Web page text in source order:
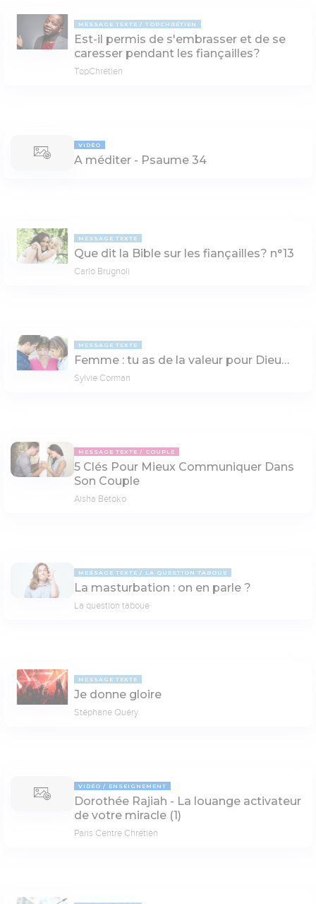
MESSAGE TEXTE TOPCHRÉTIEN
Est-il permis de s'embrasser et de se
caresser pendant les fiançailles?
TopChrétien
VIDÉO
A méditer - Psaume 34
MESSAGE TEXTE
Que dit la Bible sur les fiançailles? n°13
Carlo Brugnoli
MESSAGE TEXTE
Femme : tu as de la valeur pour Dieu…
Sylvie Corman
MESSAGE TEXTE COUPLE
5 Clés Pour Mieux Communiquer Dans
Son Couple
Aisha Betoko
MESSAGE TEXTE LA QUESTION TABOUE
La masturbation : on en parle ?
La question taboue
MESSAGE TEXTE
Je donne gloire
Stéphane Quéry
VIDÉO ENSEIGNEMENT
Dorothée Rajiah - La louange activateur
de votre miracle (1)
Paris Centre Chrétien